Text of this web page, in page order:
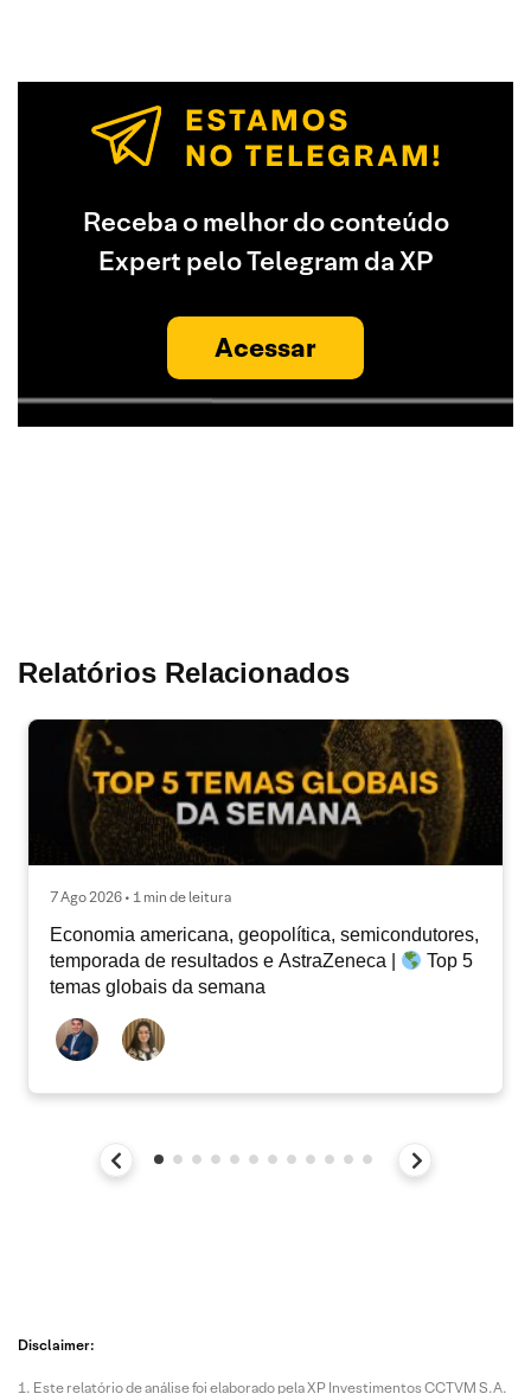
Receba o melhor do conteúdo
Expert pelo Telegram da XP
Acessar
Relatórios Relacionados
7 Ago 2026 • 1 min de leitura
Economia americana, geopolítica, semicondutores,
temporada de resultados e AstraZeneca |
Top 5
temas globais da semana
Disclaimer:
Este relatório de análise foi elaborado pela XP Investimentos CCTVM S.A.